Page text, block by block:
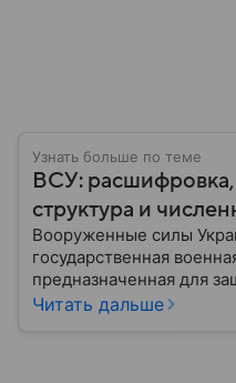
Узнать больше по теме
ВСУ: расшифровка,
структура и
Вооруженные силы
государственная
предназначенная для
военным путем. Была
Читать дальше